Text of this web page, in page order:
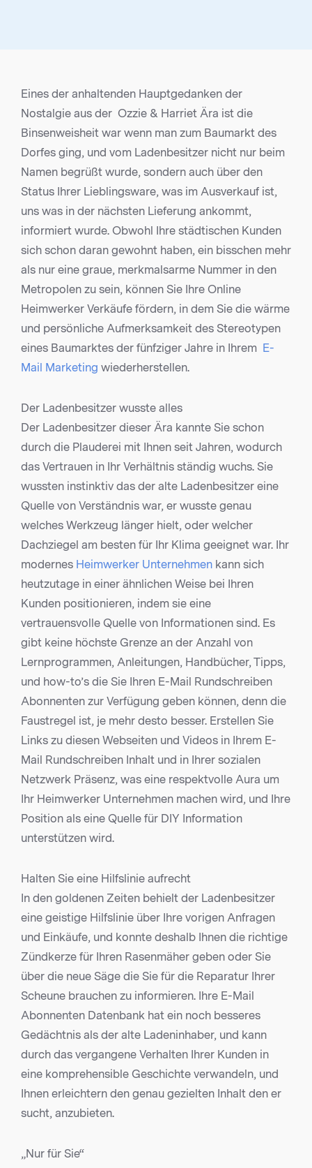
Eines der anhaltenden Hauptgedanken der
Nostalgie aus der Ozzie & Harriet Ära ist die
Binsenweisheit war wenn man zum Baumarkt des
Dorfes ging, und vom Ladenbesitzer nicht nur beim
Namen begrüßt wurde, sondern auch über den
Status Ihrer Lieblingsware, was im Ausverkauf ist,
uns was in der nächsten Lieferung ankommt,
informiert wurde. Obwohl Ihre städtischen Kunden
sich schon daran gewohnt haben, ein bisschen mehr
als nur eine graue, merkmalsarme Nummer in den
Metropolen zu sein, können Sie Ihre Online
Heimwerker Verkäufe fördern, in dem Sie die wärme
und persönliche Aufmerksamkeit des Stereotypen
eines Baumarktes der fünfziger Jahre in Ihrem E-
Mail Marketing wiederherstellen.
Der Ladenbesitzer wusste alles
Der Ladenbesitzer dieser Ära kannte Sie schon
durch die Plauderei mit Ihnen seit Jahren, wodurch
das Vertrauen in Ihr Verhältnis ständig wuchs. Sie
wussten instinktiv das der alte Ladenbesitzer eine
Quelle von Verständnis war, er wusste genau
welches Werkzeug länger hielt, oder welcher
Dachziegel am besten für Ihr Klima geeignet war. Ihr
modernes Heimwerker Unternehmen kann sich
heutzutage in einer ähnlichen Weise bei Ihren
Kunden positionieren, indem sie eine
vertrauensvolle Quelle von Informationen sind. Es
gibt keine höchste Grenze an der Anzahl von
Lernprogrammen, Anleitungen, Handbücher, Tipps,
und how-to’s die Sie Ihren E-Mail Rundschreiben
Abonnenten zur Verfügung geben können, denn die
Faustregel ist, je mehr desto besser. Erstellen Sie
Links zu diesen Webseiten und Videos in Ihrem E-
Mail Rundschreiben Inhalt und in Ihrer sozialen
Netzwerk Präsenz, was eine respektvolle Aura um
Ihr Heimwerker Unternehmen machen wird, und Ihre
Position als eine Quelle für DIY Information
unterstützen wird.
Halten Sie eine Hilfslinie aufrecht
In den goldenen Zeiten behielt der Ladenbesitzer
eine geistige Hilfslinie über Ihre vorigen Anfragen
und Einkäufe, und konnte deshalb Ihnen die richtige
Zündkerze für Ihren Rasenmäher geben oder Sie
über die neue Säge die Sie für die Reparatur Ihrer
Scheune brauchen zu informieren. Ihre E-Mail
Abonnenten Datenbank hat ein noch besseres
Gedächtnis als der alte Ladeninhaber, und kann
durch das vergangene Verhalten Ihrer Kunden in
eine komprehensible Geschichte verwandeln, und
Ihnen erleichtern den genau gezielten Inhalt den er
sucht, anzubieten.
„Nur für Sie“